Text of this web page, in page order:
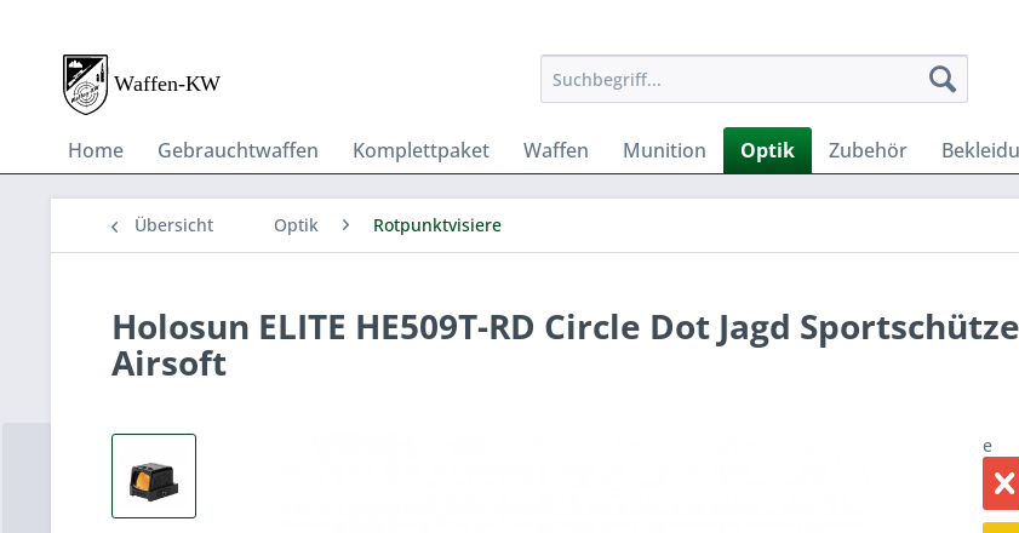
Home Gebrauchtwaffen Komplettpaket Waffen Munition Optik Zubehör
Übersicht Optik Rotpunktvisiere
Holosun ELITE HE509T-RD Circle Dot Jagd
Airsoft
e